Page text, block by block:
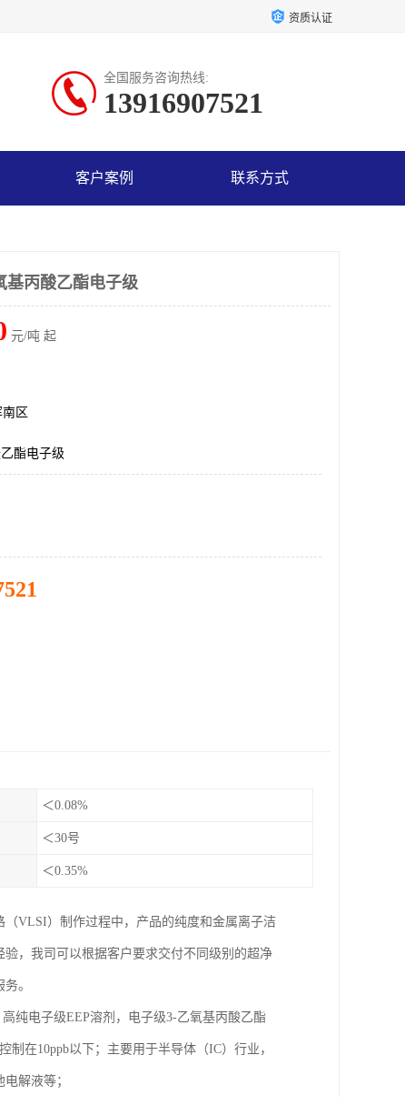
资质认证
全国服务咨询热线:
13916907521
客户案例 联系方式
基丙酸乙酯电子级
元/吨 起
南区
酯电子级
＜0.08%
＜30号
＜0.35%
VLSI）制作过程中，产品的纯度和金属离子洁
，我司可以根据客户要求交付不同级别的超净
。
纯电子级EEP溶剂，电子级3-乙氧基丙酸乙酯
在10ppb以下；主要用于半导体（IC）行业，
解液等；